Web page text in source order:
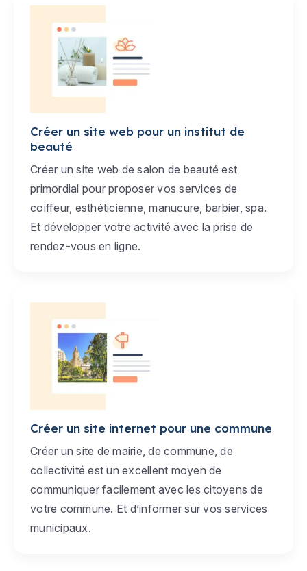
Créer un site web pour un institut de
beauté
Créer un site web de salon de beauté est
primordial pour proposer vos services de
coiffeur, esthéticienne, manucure, barbier, spa.
Et développer votre activité avec la prise de
rendez-vous en ligne.
Créer un site internet pour une commune
Créer un site de mairie, de commune, de
collectivité est un excellent moyen de
communiquer facilement avec les citoyens de
votre commune. Et d’informer sur vos services
municipaux.